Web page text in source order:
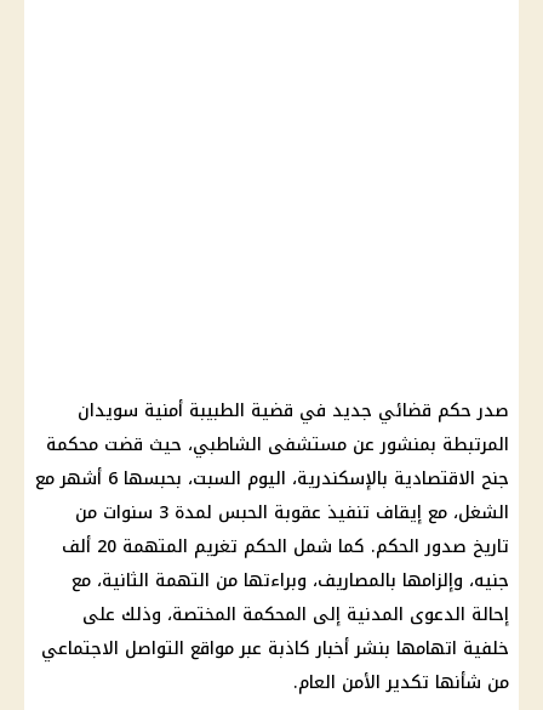
صدر حكم قضائي جديد في قضية الطبيبة أمنية سويدان
المرتبطة بمنشور عن مستشفى الشاطبي، حيث قضت محكمة
جنح الاقتصادية بالإسكندرية، اليوم السبت، بحبسها 6 أشهر مع
الشغل، مع إيقاف تنفيذ عقوبة الحبس لمدة 3 سنوات من
تاريخ صدور الحكم. كما شمل الحكم تغريم المتهمة 20 ألف
جنيه، وإلزامها بالمصاريف، وبراءتها من التهمة الثانية، مع
إحالة الدعوى المدنية إلى المحكمة المختصة، وذلك على
خلفية اتهامها بنشر أخبار كاذبة عبر مواقع التواصل الاجتماعي
من شأنها تكدير الأمن العام.